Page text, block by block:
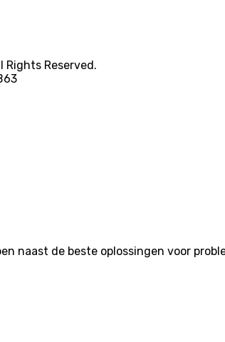
Rights Reserved.
naast de beste oplossingen voor